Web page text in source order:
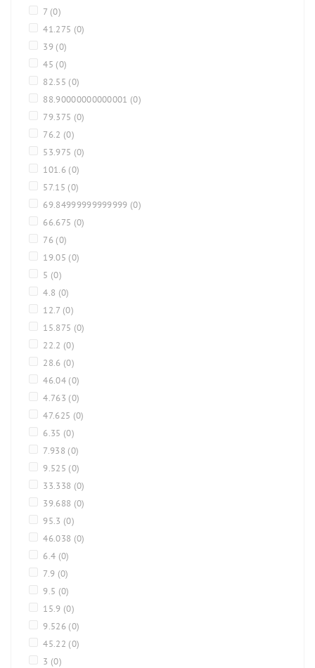
7 (0)
41.275 (0)
39 (0)
45 (0)
82.55 (0)
88.90000000000001 (0)
79.375 (0)
76.2 (0)
53.975 (0)
101.6 (0)
57.15 (0)
69.84999999999999 (0)
66.675 (0)
76 (0)
19.05 (0)
5 (0)
4.8 (0)
12.7 (0)
15.875 (0)
22.2 (0)
28.6 (0)
46.04 (0)
4.763 (0)
47.625 (0)
6.35 (0)
7.938 (0)
9.525 (0)
33.338 (0)
39.688 (0)
95.3 (0)
46.038 (0)
6.4 (0)
7.9 (0)
9.5 (0)
15.9 (0)
9.526 (0)
45.22 (0)
3 (0)